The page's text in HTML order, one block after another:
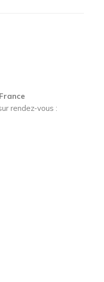
rendez-vous :